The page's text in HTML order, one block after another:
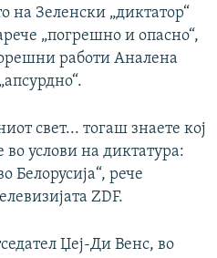
Зеленски „диктатор“
„погрешно и опасно“,
работи Аналена
свет... тогаш знаете кој
услови на диктатура:
Белорусија“, рече
ZDF.
Џеј-Ди Венс, во